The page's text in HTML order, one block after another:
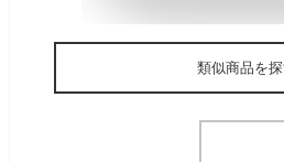
類似商品を